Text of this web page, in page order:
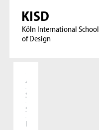
KISD
Köln International School
of Design
Aktuelles
Studierende
Studieninteressierte
Forschung